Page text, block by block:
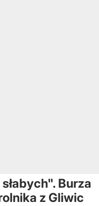
Burza
z Gliwic